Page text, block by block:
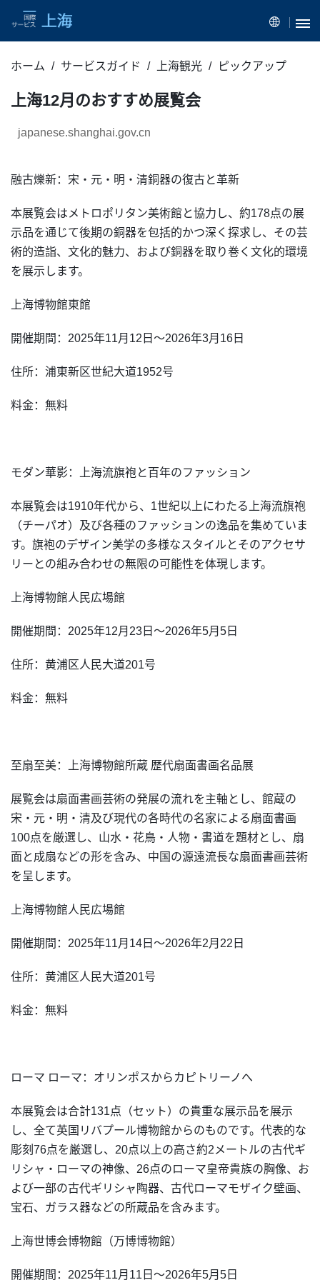
ホーム サービスガイド 上海観光 ピックアップ
上海12月のおすすめ展覧会
japanese.shanghai.gov.cn
融古爍新：宋・元・明・清銅器の復古と革新
本展覧会はメトロポリタン美術館と協力し、約178点の展
示品を通じて後期の銅器を包括的かつ深く探求し、その芸
術的造詣、文化的魅力、および銅器を取り巻く文化的環境
を展示します。
上海博物館東館
開催期間：2025年11月12日～2026年3月16日
住所：浦東新区世紀大道1952号
料金：無料
モダン華影：上海流旗袍と百年のファッション
本展覧会は1910年代から、1世紀以上にわたる上海流旗袍
（チーパオ）及び各種のファッションの逸品を集めていま
す。旗袍のデザイン美学の多様なスタイルとそのアクセサ
リーとの組み合わせの無限の可能性を体現します。
上海博物館人民広場館
開催期間：2025年12月23日～2026年5月5日
住所：黄浦区人民大道201号
料金：無料
至扇至美：上海博物館所蔵 歴代扇面書画名品展
展覧会は扇面書画芸術の発展の流れを主軸とし、館蔵の
宋・元・明・清及び現代の各時代の名家による扇面書画
100点を厳選し、山水・花鳥・人物・書道を題材とし、扇
面と成扇などの形を含み、中国の源遠流長な扇面書画芸術
を呈します。
上海博物館人民広場館
開催期間：2025年11月14日～2026年2月22日
住所：黄浦区人民大道201号
料金：無料
ローマ ローマ：オリンポスからカピトリーノへ
本展覧会は合計131点（セット）の貴重な展示品を展示
し、全て英国リバプール博物館からのものです。代表的な
彫刻76点を厳選し、20点以上の高さ約2メートルの古代ギ
リシャ・ローマの神像、26点のローマ皇帝貴族の胸像、お
よび一部の古代ギリシャ陶器、古代ローマモザイク壁画、
宝石、ガラス器などの所蔵品を含みます。
上海世博会博物館（万博博物館）
開催期間：2025年11月11日～2026年5月5日